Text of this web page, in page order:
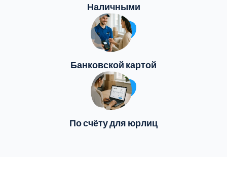
Наличными
Банковской картой
По счёту для юрлиц